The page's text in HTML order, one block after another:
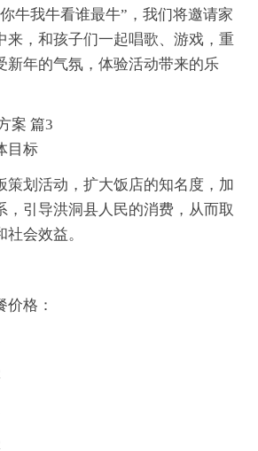
牛我牛看谁最牛”，我们将邀请家
来，和孩子们一起唱歌、游戏，重
新年的气氛，体验活动带来的乐
案 篇3
目标
策划活动，扩大饭店的知名度，加
，引导洪洞县人民的消费，从而取
会效益。
价格：